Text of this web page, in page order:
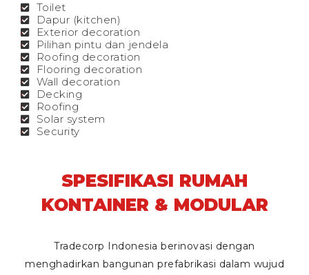
Toilet
Dapur (kitchen)
Exterior decoration
Pilihan pintu dan jendela
Roofing decoration
Flooring decoration
Wall decoration
Decking
Roofing
Solar system
Security
SPESIFIKASI RUMAH
KONTAINER & MODULAR
Tradecorp Indonesia berinovasi dengan
menghadirkan bangunan prefabrikasi dalam wujud